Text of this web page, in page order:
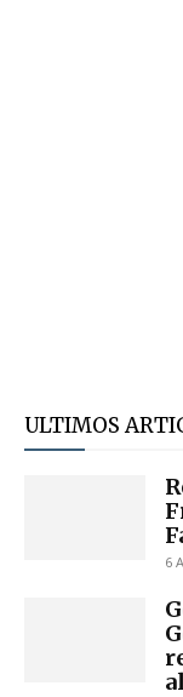
ULTIMOS
6